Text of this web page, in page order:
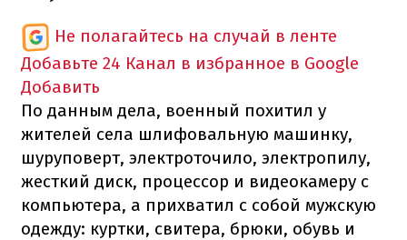
Не полагайтесь на случай в ленте
Добавьте 24 Канал в избранное в Google
Добавить
По данным дела, военный похитил у
жителей села шлифовальную машинку,
шуруповерт, электроточило, электропилу,
жесткий диск, процессор и видеокамеру с
компьютера, а прихватил с собой мужскую
одежду: куртки, свитера, брюки, обувь и